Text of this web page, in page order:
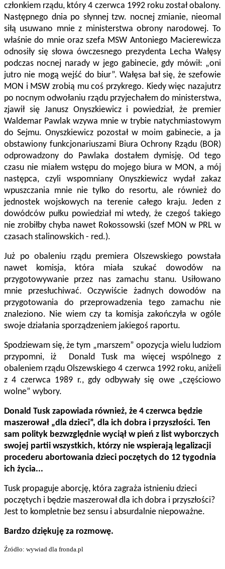
członkiem rządu, który 4 czerwca 1992 roku został obalony.
Następnego dnia po słynnej tzw. nocnej zmianie, nieomal
siłą usuwano mnie z ministerstwa obrony narodowej. To
właśnie do mnie oraz szefa MSW Antoniego Macierewicza
odnosiły się słowa ówczesnego prezydenta Lecha Wałęsy
podczas nocnej narady w jego gabinecie, gdy mówił: „oni
jutro nie mogą wejść do biur”. Wałęsa bał się, że szefowie
MON i MSW zrobią mu coś przykrego. Kiedy więc nazajutrz
po nocnym odwołaniu rządu przyjechałem do ministerstwa,
zjawił się Janusz Onyszkiewicz i powiedział, że premier
Waldemar Pawlak wzywa mnie w trybie natychmiastowym
do Sejmu. Onyszkiewicz pozostał w moim gabinecie, a ja
obstawiony funkcjonariuszami Biura Ochrony Rządu (BOR)
odprowadzony do Pawlaka dostałem dymisję. Od tego
czasu nie miałem wstępu do mojego biura w MON, a mój
następca, czyli wspomniany Onyszkiewicz wydał zakaz
wpuszczania mnie nie tylko do resortu, ale również do
jednostek wojskowych na terenie całego kraju. Jeden z
dowódców pułku powiedział mi wtedy, że czegoś takiego
nie zrobiłby chyba nawet Rokossowski (szef MON w PRL w
czasach stalinowskich - red.).
Już po obaleniu rządu premiera Olszewskiego powstała
nawet komisja, która miała szukać dowodów na
przygotowywanie przez nas zamachu stanu. Usiłowano
mnie przesłuchiwać. Oczywiście żadnych dowodów na
przygotowania do przeprowadzenia tego zamachu nie
znaleziono. Nie wiem czy ta komisja zakończyła w ogóle
swoje działania sporządzeniem jakiegoś raportu.
Spodziewam się, że tym „marszem” opozycja wielu ludziom
przypomni, iż Donald Tusk ma więcej wspólnego z
obaleniem rządu Olszewskiego 4 czerwca 1992 roku, aniżeli
z 4 czerwca 1989 r., gdy odbywały się owe „częściowo
wolne” wybory.
Donald Tusk zapowiada również, że 4 czerwca będzie
maszerował „dla dzieci”, dla ich dobra i przyszłości. Ten
sam polityk bezwzględnie wyciął w pień z list wyborczych
swojej partii wszystkich, którzy nie wspierają legalizacji
procederu abortowania dzieci poczętych do 12 tygodnia
ich życia...
Tusk propaguje aborcję, która zagraża istnieniu dzieci
poczętych i będzie maszerował dla ich dobra i przyszłości?
Jest to kompletnie bez sensu i absurdalnie niepoważne.
Bardzo dziękuję za rozmowę.
Źródło: wywiad dla fronda.pl